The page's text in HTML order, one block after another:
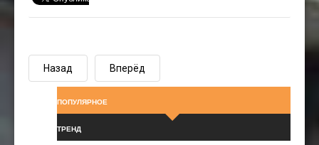
Назад Вперёд
ПОПУЛЯРНОЕ
ТРЕНД